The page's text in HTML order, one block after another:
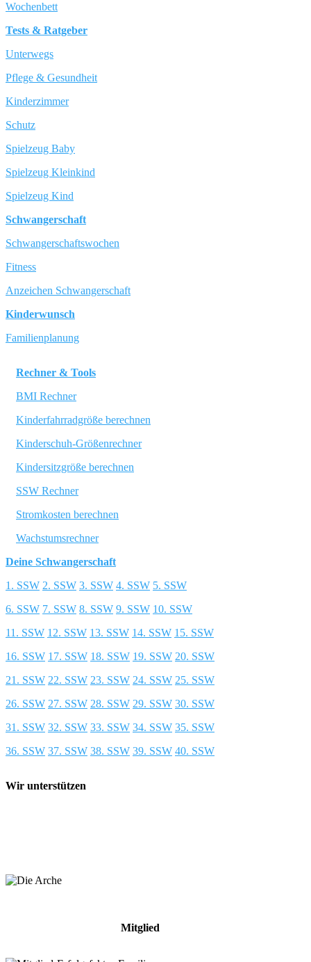
Wochenbett
Tests & Ratgeber
Unterwegs
Pflege & Gesundheit
Kinderzimmer
Schutz
Spielzeug Baby
Spielzeug Kleinkind
Spielzeug Kind
Schwangerschaft
Schwangerschaftswochen
Fitness
Anzeichen Schwangerschaft
Kinderwunsch
Familienplanung
Rechner & Tools
BMI Rechner
Kinderfahrradgröße berechnen
Kinderschuh-Größenrechner
Kindersitzgröße berechnen
SSW Rechner
Stromkosten berechnen
Wachstumsrechner
Deine Schwangerschaft
1. SSW 2. SSW 3. SSW 4. SSW 5. SSW
6. SSW 7. SSW 8. SSW 9. SSW 10. SSW
11. SSW 12. SSW 13. SSW 14. SSW 15. SSW
16. SSW 17. SSW 18. SSW 19. SSW 20. SSW
21. SSW 22. SSW 23. SSW 24. SSW 25. SSW
26. SSW 27. SSW 28. SSW 29. SSW 30. SSW
31. SSW 32. SSW 33. SSW 34. SSW 35. SSW
36. SSW 37. SSW 38. SSW 39. SSW 40. SSW
Wir unterstützen
Mitglied